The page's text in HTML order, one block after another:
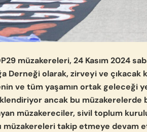
müzakereleri, 24 Kasım 2024
Derneği olarak, zirveyi ve çıkacak
ve tüm yaşamın ortak geleceği
ancak bu
müzakereciler, sivil toplum
takip etmeye devam